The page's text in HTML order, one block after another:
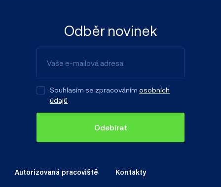
Autorizovaná pracoviště Kontakty
Odběr novinek
Souhlasím se zpracováním osobních
údajů
Odebírat